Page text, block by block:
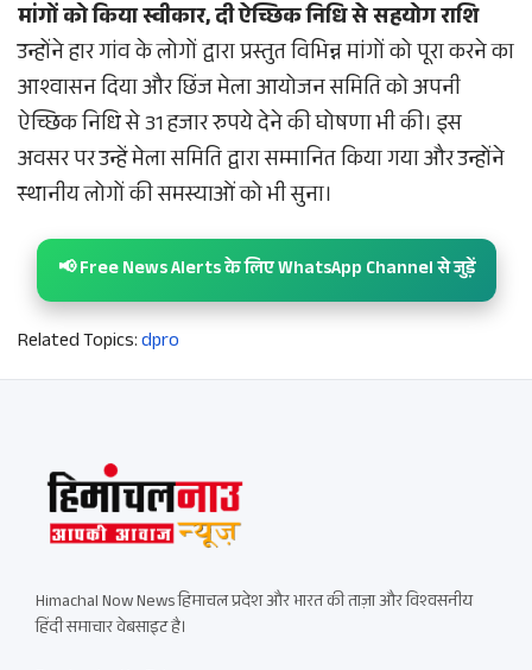
मांगों को किया स्वीकार, दी ऐच्छिक निधि से सहयोग राशि
उन्होंने हार गांव के लोगों द्वारा प्रस्तुत विभिन्न मांगों को पूरा करने का
आश्वासन दिया और छिंज मेला आयोजन समिति को अपनी
ऐच्छिक निधि से 31 हजार रुपये देने की घोषणा भी की। इस
अवसर पर उन्हें मेला समिति द्वारा सम्मानित किया गया और उन्होंने
स्थानीय लोगों की समस्याओं को भी सुना।
📢 Free News Alerts के लिए WhatsApp Channel से जुड़ें
Related Topics:dpro
Himachal Now News हिमाचल प्रदेश और भारत की ताज़ा और विश्वसनीय
हिंदी समाचार वेबसाइट है।